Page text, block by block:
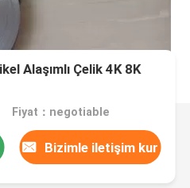
Alaşımlı Çelik 4K 8K
Fiyat：negotiable
Bizimle iletişim kur